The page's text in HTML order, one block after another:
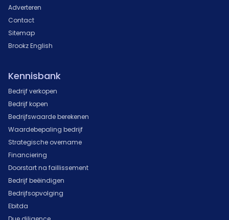
Adverteren
Contact
Sitemap
Brookz English
Kennisbank
Bedrijf verkopen
Bedrijf kopen
Bedrijfswaarde berekenen
Waardebepaling bedrijf
Strategische overname
Financiering
Doorstart na faillissement
Bedrijf beëindigen
Bedrijfsopvolging
Ebitda